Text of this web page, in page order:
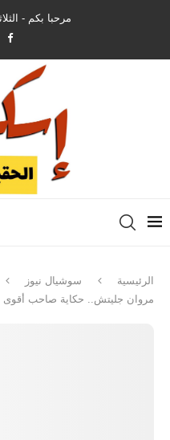
مرحبا بكم - الثلاثاء, 4
الرئيسية
سوشيال نيوز
مروان جليتش.. حكاية صاحب أقوى